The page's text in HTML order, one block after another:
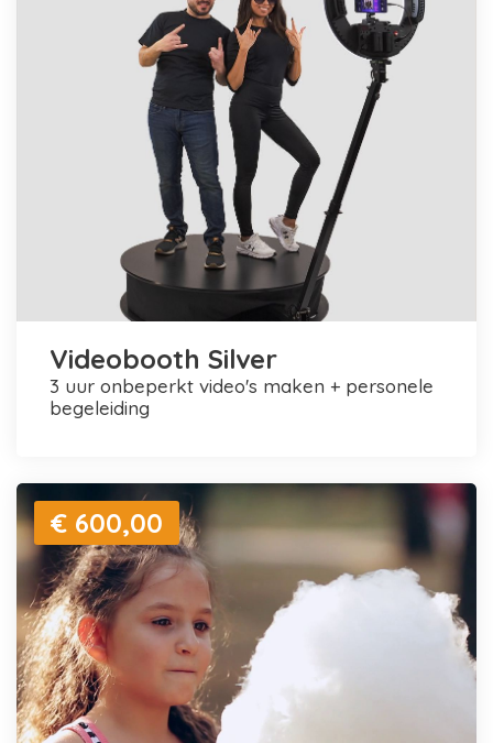
Videobooth Silver
3 uur onbeperkt video's maken + personele
begeleiding
€ 600,00